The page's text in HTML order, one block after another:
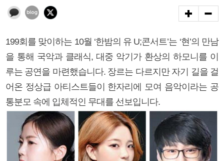
199회를 맞이하는 10월 ‘한밤의 유 U;콘서트’는 ‘현’의 만남
을 통해 국악과 클래식, 대중 악기가 환상의 하모니를 이
루는 공연을 마련했습니다. 장르는 다르지만 자기 길을 걸
어온 정상급 아티스트들이 한자리에 모여 음악이라는 공
통분모 속에 입체적인 무대를 선보입니다.